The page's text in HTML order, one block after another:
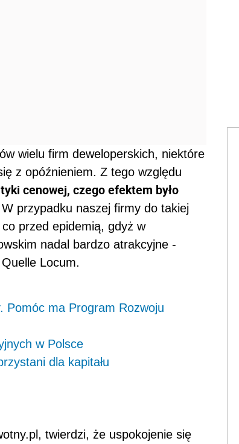
wielu firm deweloperskich, niektóre
z opóźnieniem. Z tego względu
cenowej, czego efektem było
przypadku naszej firmy do takiej
przed epidemią, gdyż w
nadal bardzo atrakcyjne -
Quelle Locum.
Pomóc ma Program Rozwoju
w Polsce
dla kapitału
twierdzi, że uspokojenie się